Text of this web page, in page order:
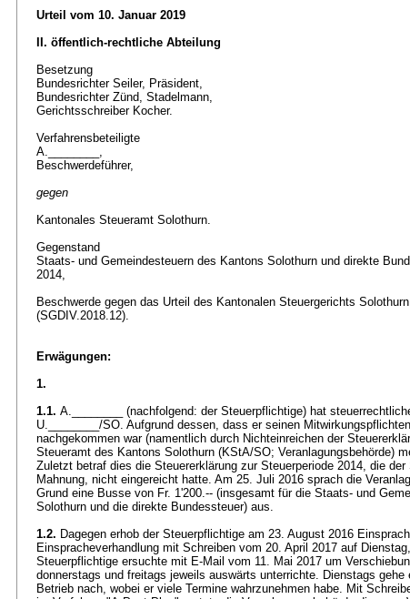
Urteil vom 10. Januar 2019
II. öffentlich-rechtliche Abteilung
Besetzung
Bundesrichter Seiler, Präsident,
Bundesrichter Zünd, Stadelmann,
Gerichtsschreiber Kocher.
Verfahrensbeteiligte
A.________,
Beschwerdeführer,
gegen
Kantonales Steueramt Solothurn.
Gegenstand
Staats- und Gemeindesteuern des Kantons Solothurn und direkte
2014,
Beschwerde gegen das Urteil des Kantonalen Steuergerichts
(SGDIV.2018.12).
Erwägungen:
1.
1.1. A.________ (nachfolgend: der Steuerpflichtige) hat
U.________/SO. Aufgrund dessen, dass er seinen
nachgekommen war (namentlich durch Nichteinreichen der
Steueramt des Kantons Solothurn (KStA/SO; Veranlagungsbehörde)
Zuletzt betraf dies die Steuererklärung zur Steuerperiode 2014, die
Mahnung, nicht eingereicht hatte. Am 25. Juli 2016 sprach die
Grund eine Busse von Fr. 1'200.-- (insgesamt für die Staats- und
Solothurn und die direkte Bundessteuer) aus.
1.2. Dagegen erhob der Steuerpflichtige am 23. August 2016
Einspracheverhandlung mit Schreiben vom 20. April 2017 auf
Steuerpflichtige ersuchte mit E-Mail vom 11. Mai 2017 um
donnerstags und freitags jeweils auswärts unterrichte. Dienstags gehe
Betrieb nach, wobei er viele Termine wahrzunehmen habe. Mit